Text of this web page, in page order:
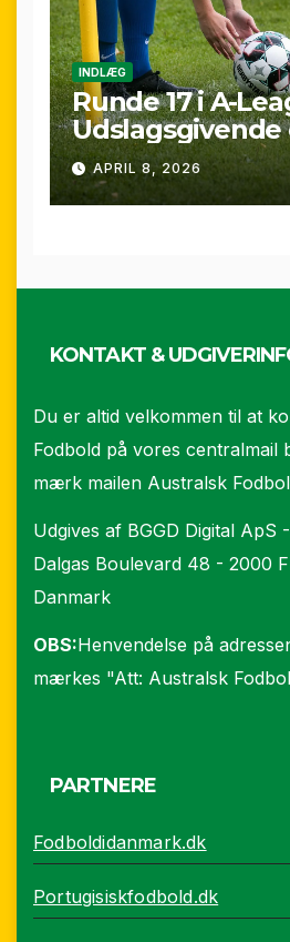
INDLÆG
Runde 17 i A-
sene scoringer
drama
APRIL 8, 2026
KONTAKT &
Du er altid velkommen til at
Fodbold på vores centralmail
mærk mailen Australsk
Udgives af BGGD Digital ApS
Dalgas Boulevard 48 - 2000
Danmark
OBS:Henvendelse på
mærkes "Att: Australsk
PARTNERE
Fodboldidanmark.dk
Portugisiskfodbold.dk